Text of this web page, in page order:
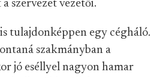
szervezet vezetői.
tulajdonképpen egy cégháló.
szakmányban a
jó eséllyel nagyon hamar